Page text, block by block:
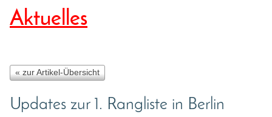
Aktuelles
« zur Artikel-Übersicht
Updates zur 1. Rangliste in Berlin